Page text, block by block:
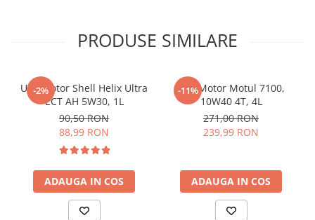
PRODUSE SIMILARE
-2%
Ulei motor Shell Helix Ultra
ECT AH 5W30, 1L
90,50 RON
88,99 RON
ADAUGA IN COS
-11%
Ulei Motor Motul 7100,
10W40 4T, 4L
271,00 RON
239,99 RON
ADAUGA IN COS